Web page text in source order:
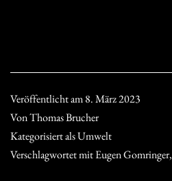
Veröffentlicht am8. März 2023
VonThomas Brucher
Kategorisiert alsUmwelt
Verschlagwortet mitEugen Gomringer,